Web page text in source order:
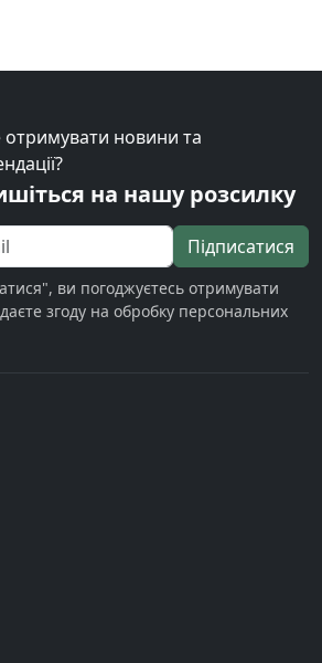
отримувати новини та
на нашу розсилку
Підписатися
ви погоджуєтесь отримувати
згоду на обробку персональних